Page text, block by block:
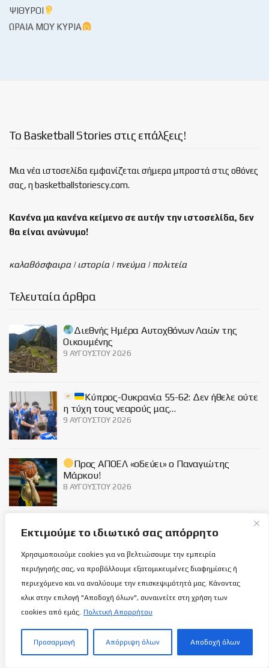
Εκτιμούμε το ιδιωτικό σας απόρρητο
Χρησιμοποιούμε cookies για να βελτιώσουμε την εμπειρία
περιήγησής σας, να προβάλλουμε εξατομικευμένες διαφημίσεις ή
περιεχόμενο και να αναλύουμε την επισκεψιμότητά μας. Κάνοντας
κλικ στην επιλογή "Αποδοχή όλων", συναινείτε στη χρήση των
cookies από εμάς. Πολιτική Απορρήτου
Προσαρμογή Απόρριψη όλων Αποδοχή όλων
ΨΊΘΥΡΟΙ
ΩΡΑΊΑ ΜΟΥ ΚΥΡΊΑ
Το Basketball Stories στις επάλξεις!
Μια νέα ιστοσελίδα εμφανίζεται σήμερα μπροστά στις οθόνες
σας, η basketballstoriescy.com.
Κανένα μα κανένα κείμενο σε αυτήν την ιστοσελίδα, δεν
θα είναι ανώνυμο!
καλαθόσφαιρα | ιστορία | πνεύμα | πολιτεία
Τελευταία άρθρα
Διεθνής Ημέρα Αυτοχθόνων Λαών της
Οικουμένης
9 ΑΥΓΟΎΣΤΟΥ 2026
Κύπρος-Ουκρανία 55-62: Δεν ήθελε ούτε
η τύχη τους νεαρούς μας…
9 ΑΥΓΟΎΣΤΟΥ 2026
Προς ΑΠΟΕΛ «οδεύει» ο Παναγιώτης
Μάρκου!
8 ΑΥΓΟΎΣΤΟΥ 2026
Social
Σχετικά με εμάς
ΌΡΟΙ ΧΡΉΣΗΣ